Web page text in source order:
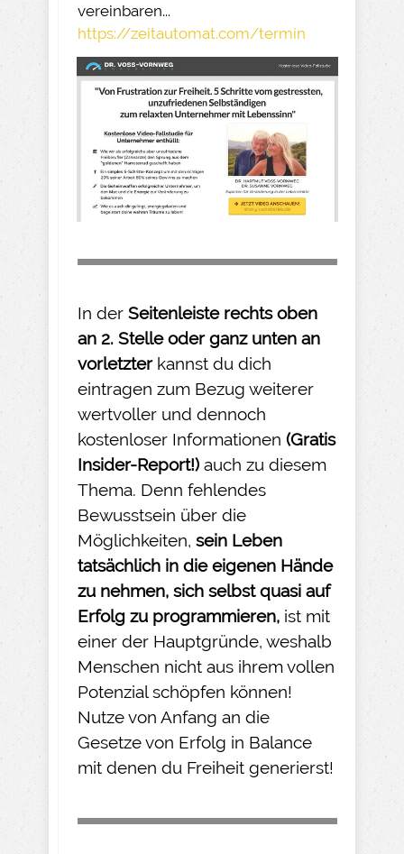
vereinbaren...
https://zeitautomat.com/termin
In der Seitenleiste rechts oben
an 2. Stelle oder ganz unten an
vorletzter kannst du dich
eintragen zum Bezug weiterer
wertvoller und dennoch
kostenloser Informationen (Gratis
Insider-Report!) auch zu diesem
Thema. Denn fehlendes
Bewusstsein über die
Möglichkeiten, sein Leben
tatsächlich in die eigenen Hände
zu nehmen, sich selbst quasi auf
Erfolg zu programmieren, ist mit
einer der Hauptgründe, weshalb
Menschen nicht aus ihrem vollen
Potenzial schöpfen können!
Nutze von Anfang an die
Gesetze von Erfolg in Balance
mit denen du Freiheit generierst!